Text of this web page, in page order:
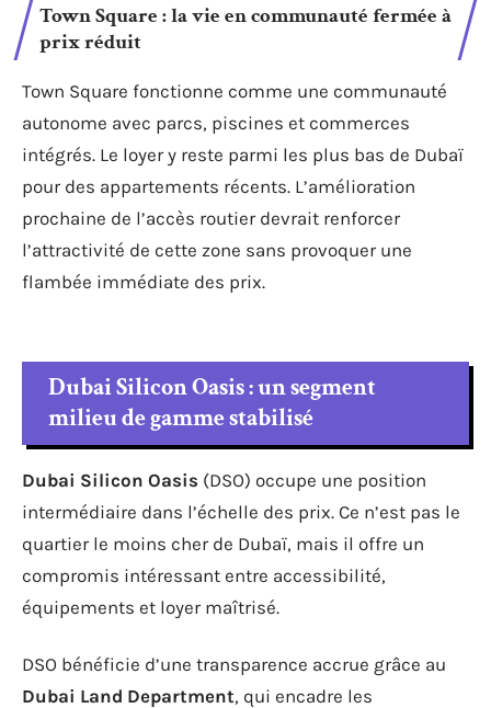
Town Square : la vie en communauté fermée à
prix réduit
Town Square fonctionne comme une communauté
autonome avec parcs, piscines et commerces
intégrés. Le loyer y reste parmi les plus bas de Dubaï
pour des appartements récents. L’amélioration
prochaine de l’accès routier devrait renforcer
l’attractivité de cette zone sans provoquer une
flambée immédiate des prix.
Dubai Silicon Oasis : un segment
milieu de gamme stabilisé
Dubai Silicon Oasis (DSO) occupe une position
intermédiaire dans l’échelle des prix. Ce n’est pas le
quartier le moins cher de Dubaï, mais il offre un
compromis intéressant entre accessibilité,
équipements et loyer maîtrisé.
DSO bénéficie d’une transparence accrue grâce au
Dubai Land Department, qui encadre les